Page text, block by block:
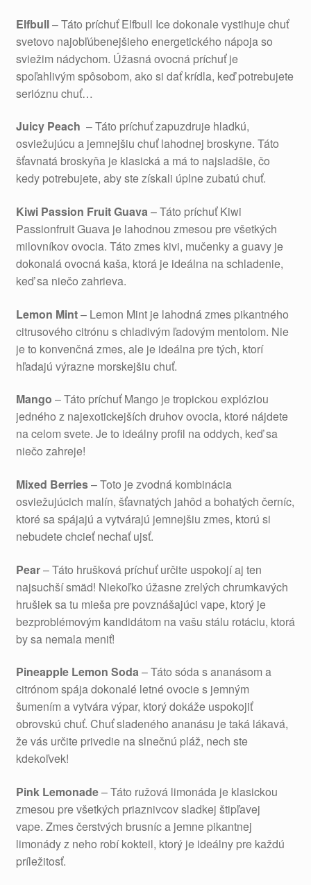
Elfbull– Táto príchuť Elfbull Ice dokonale vystihuje chuť
svetovo najobľúbenejšieho energetického nápoja so
sviežim nádychom. Úžasná ovocná príchuť je
spoľahlivým spôsobom, ako si dať krídla, keď potrebujete
serióznu chuť…
Juicy Peach – Táto príchuť zapuzdruje hladkú,
osviežujúcu a jemnejšiu chuť lahodnej broskyne. Táto
šťavnatá broskyňa je klasická a má to najsladšie, čo
kedy potrebujete, aby ste získali úplne zubatú chuť.
Kiwi Passion Fruit Guava– Táto príchuť Kiwi
Passionfruit Guava je lahodnou zmesou pre všetkých
milovníkov ovocia. Táto zmes kivi, mučenky a guavy je
dokonalá ovocná kaša, ktorá je ideálna na schladenie,
keď sa niečo zahrieva.
Lemon Mint– Lemon Mint je lahodná zmes pikantného
citrusového citrónu s chladivým ľadovým mentolom. Nie
je to konvenčná zmes, ale je ideálna pre tých, ktorí
hľadajú výrazne morskejšiu chuť.
Mango – Táto príchuť Mango je tropickou explóziou
jedného z najexotickejších druhov ovocia, ktoré nájdete
na celom svete. Je to ideálny profil na oddych, keď sa
niečo zahreje!
Mixed Berries– Toto je zvodná kombinácia
osviežujúcich malín, šťavnatých jahôd a bohatých černíc,
ktoré sa spájajú a vytvárajú jemnejšiu zmes, ktorú si
nebudete chcieť nechať ujsť.
Pear– Táto hrušková príchuť určite uspokojí aj ten
najsuchší smäd! Niekoľko úžasne zrelých chrumkavých
hrušiek sa tu mieša pre povznášajúci vape, ktorý je
bezproblémovým kandidátom na vašu stálu rotáciu, ktorá
by sa nemala meniť!
Pineapple Lemon Soda– Táto sóda s ananásom a
citrónom spája dokonalé letné ovocie s jemným
šumením a vytvára výpar, ktorý dokáže uspokojiť
obrovskú chuť. Chuť sladeného ananásu je taká lákavá,
že vás určite privedie na slnečnú pláž, nech ste
kdekoľvek!
Pink Lemonade– Táto ružová limonáda je klasickou
zmesou pre všetkých priaznivcov sladkej štipľavej
vape. Zmes čerstvých brusníc a jemne pikantnej
limonády z neho robí kokteil, ktorý je ideálny pre každú
príležitosť.